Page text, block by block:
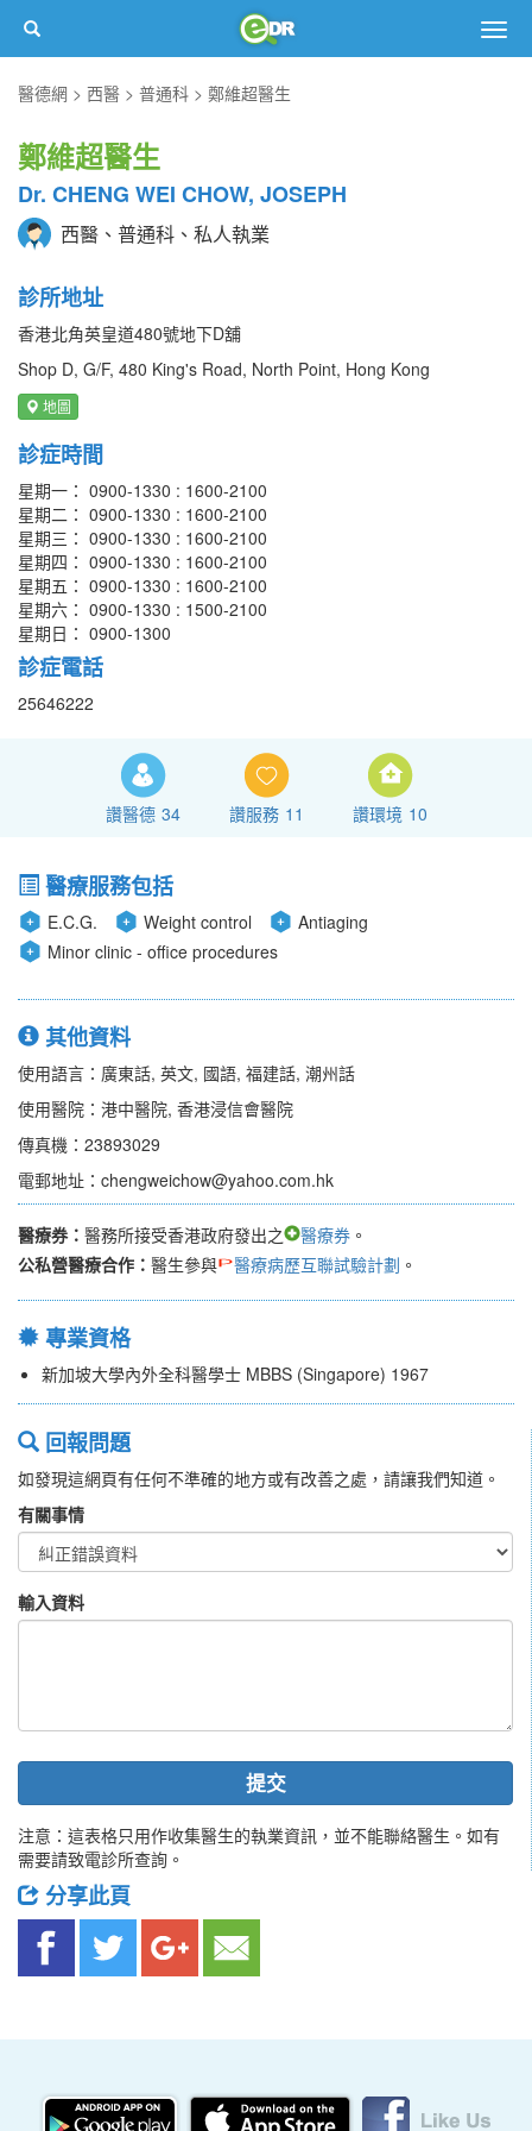
醫德網
西醫 普通科 鄭維超醫生
鄭維超醫生
Dr. CHENG WEI CHOW, JOSEPH
西醫、普通科、私人執業
診所地址
香港北角英皇道480號地下D舖
Shop D, G/F, 480 King's Road, North Point, Hong Kong
地圖
診症時間
星期一： 0900-1330 : 1600-2100
星期二： 0900-1330 : 1600-2100
星期三： 0900-1330 : 1600-2100
星期四： 0900-1330 : 1600-2100
星期五： 0900-1330 : 1600-2100
星期六： 0900-1330 : 1500-2100
星期日： 0900-1300
診症電話
25646222
讚醫德 34 讚服務 11 讚環境 10
醫療服務包括
E.C.G. Weight control
Antiaging
Minor clinic - office procedures
其他資料
使用語言：廣東話, 英文, 國語, 福建話, 潮州話
使用醫院：港中醫院, 香港浸信會醫院
傳真機：23893029
電郵地址：chengweichow@yahoo.com.hk
醫療券： 醫務所接受香港政府發出之 醫療券 。
公私營醫療合作： 醫生參與 醫療病歷互聯試驗計劃 。
專業資格
新加坡大學內外全科醫學士 MBBS (Singapore) 1967
回報問題
如發現這網頁有任何不準確的地方或有改善之處，請讓我們知道。
有關事情
輸入資料
提交
注意：這表格只用作收集醫生的執業資訊，並不能聯絡醫生。如有
需要請致電診所查詢。
分享此頁